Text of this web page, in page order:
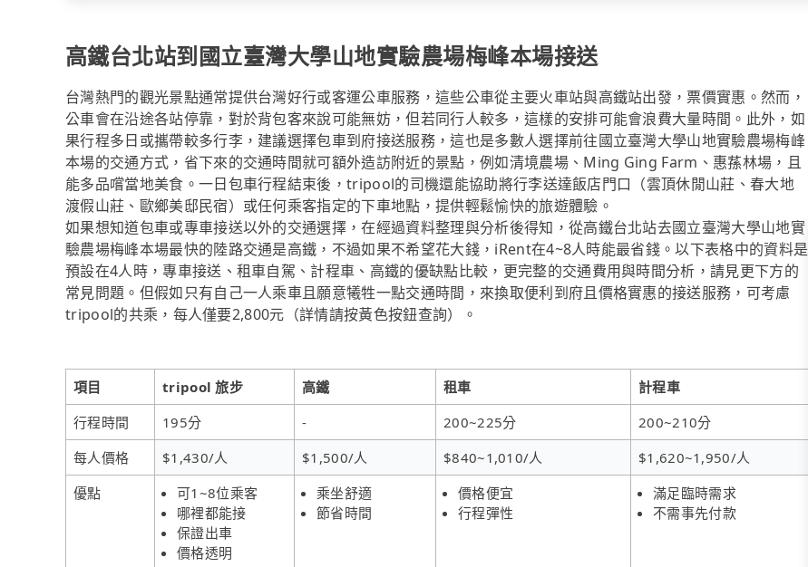
高鐵台北站到國立臺灣大學山地實驗農場梅峰本場接送
台灣熱門的觀光景點通常提供台灣好行或客運公車服務，這些公車從主要火車站與高鐵站出發，票價實惠。然而，
公車會在沿途各站停靠，對於背包客來說可能無妨，但若同行人較多，這樣的安排可能會浪費大量時間。此外，如
果行程多日或攜帶較多行李，建議選擇包車到府接送服務，這也是多數人選擇前往國立臺灣大學山地實驗農場梅峰
本場的交通方式，省下來的交通時間就可額外造訪附近的景點，例如清境農場、Ming Ging Farm、惠蓀林場，且
能多品嚐當地美食。一日包車行程結束後，tripool的司機還能協助將行李送達飯店門口（雲頂休閒山莊、春大地
渡假山莊、歐鄉美邸民宿）或任何乘客指定的下車地點，提供輕鬆愉快的旅遊體驗。
如果想知道包車或專車接送以外的交通選擇，在經過資料整理與分析後得知，從高鐵台北站去國立臺灣大學山地實
驗農場梅峰本場最快的陸路交通是高鐵，不過如果不希望花大錢，iRent在4~8人時能最省錢。以下表格中的資料是
預設在4人時，專車接送、租車自駕、計程車、高鐵的優缺點比較，更完整的交通費用與時間分析，請見更下方的
常見問題。但假如只有自己一人乘車且願意犧牲一點交通時間，來換取便利到府且價格實惠的接送服務，可考慮
tripool的共乘，每人僅要2,800元（詳情請按黃色按鈕查詢）。
項目 tripool 旅步 高鐵 租車
計程車
行程時間
195分 - 200~225分
200~210分
每人價格
$1,430/人 $1,500/人 $840~1,010/人
$1,620~1,950/人
優點
可1~8位乘客
哪裡都能接
保證出車
價格透明
乘坐舒適
節省時間
價格便宜
行程彈性
滿足臨時需求
不需事先付款